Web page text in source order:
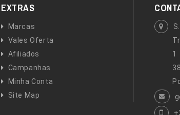
EXTRAS
Marcas
Vales Oferta
Afiliados
Campanhas
Minha Conta
Site Map
1